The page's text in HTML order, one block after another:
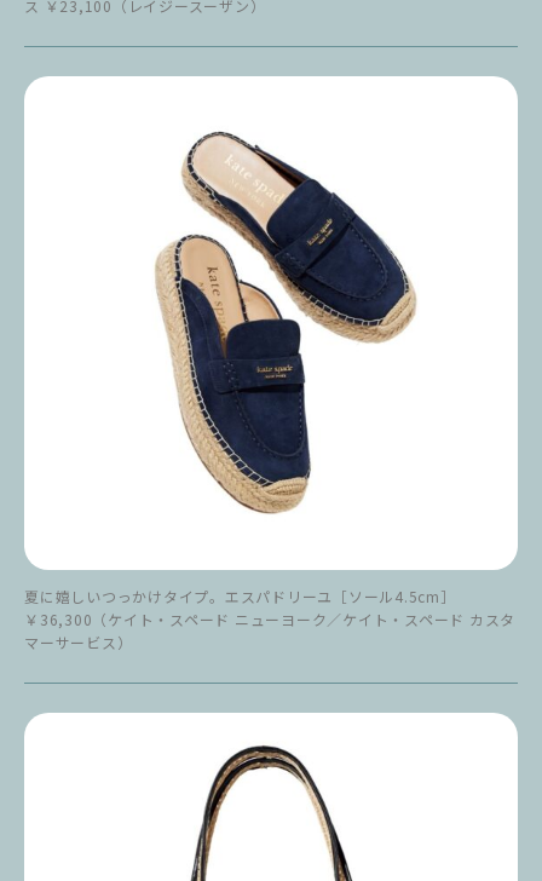
ス ￥23,100（レイジースーザン）
夏に嬉しいつっかけタイプ。エスパドリーユ［ソール4.5cm］
￥36,300（ケイト・スペード ニューヨーク／ケイト・スペード カスタ
マーサービス）